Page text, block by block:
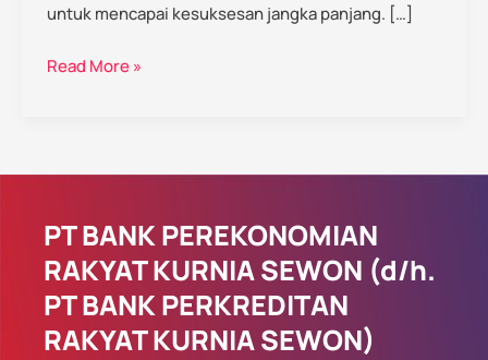
untuk mencapai kesuksesan jangka panjang. […]
Read More »
PT BANK PEREKONOMIAN
RAKYAT KURNIA SEWON (d/h.
PT BANK PERKREDITAN
RAKYAT KURNIA SEWON)